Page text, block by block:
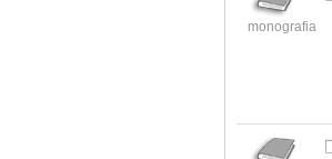
monografia